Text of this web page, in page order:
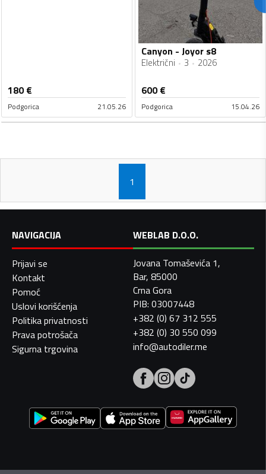
180€
Podgorica 21.05.26
Canyon - Joyor s8
Električni 3 2026
600€
Podgorica 15.04.26
1
NAVIGACIJA
Prijavi se
Kontakt
Pomoć
Uslovi korišćenja
Politika privatnosti
Prava potrošača
Sigurna trgovina
WEBLAB D.O.O.
Jovana Tomaševića 1,
Bar, 85000
Crna Gora
PIB: 03007448
+382 (0) 67 312 555
+382 (0) 30 550 099
info@autodiler.me